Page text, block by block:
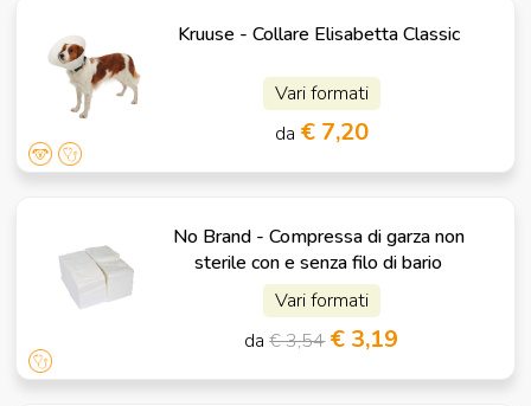
Kruuse - Collare Elisabetta Classic
Vari formati
da € 7,20
No Brand - Compressa di garza non
sterile con e senza filo di bario
Vari formati
da€ 3,54 € 3,19